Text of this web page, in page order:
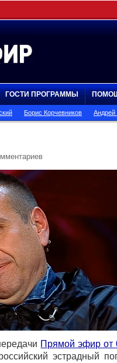
ГОСТИ ПРОГРАММЫ
Борис Корчевников
Прямой эфир от
эстрадный